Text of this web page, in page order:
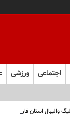
اجتماعی ورزشی
والیبال استان فارس صعود